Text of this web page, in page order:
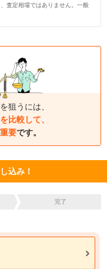
査定相場ではありません。一般
狙うには、
比較して、
重要です。
込み！
完了